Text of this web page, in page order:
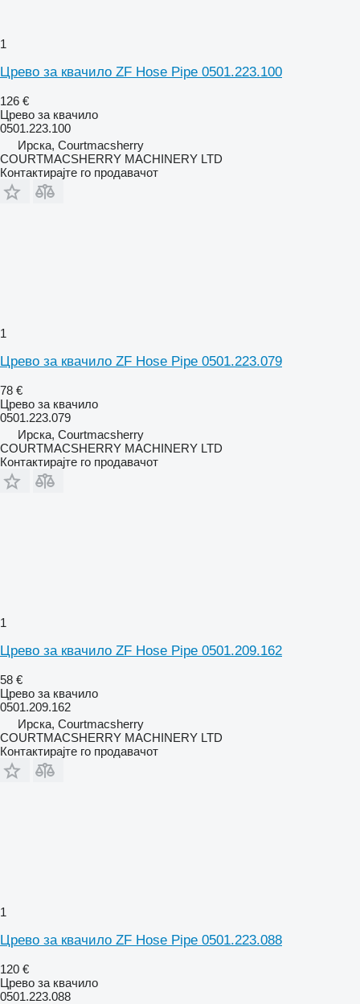
1
Црево за квачило ZF Hose Pipe 0501.223.100
126 €
Црево за квачило
0501.223.100
Ирска, Courtmacsherry
COURTMACSHERRY MACHINERY LTD
Контактирајте го продавачот
1
Црево за квачило ZF Hose Pipe 0501.223.079
78 €
Црево за квачило
0501.223.079
Ирска, Courtmacsherry
COURTMACSHERRY MACHINERY LTD
Контактирајте го продавачот
1
Црево за квачило ZF Hose Pipe 0501.209.162
58 €
Црево за квачило
0501.209.162
Ирска, Courtmacsherry
COURTMACSHERRY MACHINERY LTD
Контактирајте го продавачот
1
Црево за квачило ZF Hose Pipe 0501.223.088
120 €
Црево за квачило
0501.223.088